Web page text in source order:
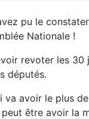
pu le
Nationale !
revoter les 30
députés.
va avoir le plus
être avoir la